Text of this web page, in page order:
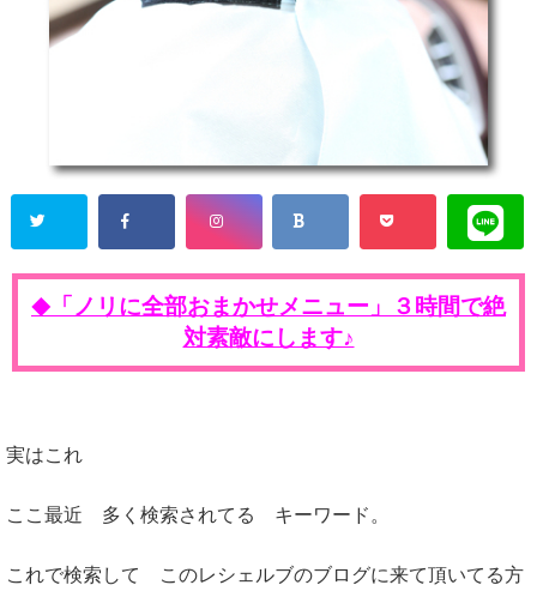
◆
「ノリに全部おまかせメニュー」３時間で絶
対素敵にします♪
実はこれ
ここ最近 多く検索されてる キーワード。
これで検索して このレシェルブのブログに来て頂いてる方